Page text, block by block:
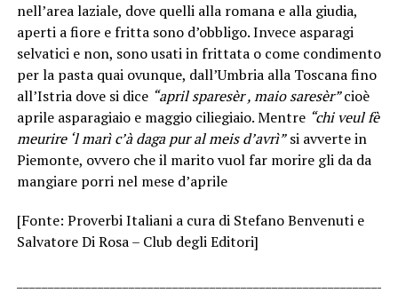
nell’area laziale, dove quelli alla romana e alla giudia,
aperti a fiore e fritta sono d’obbligo. Invece asparagi
selvatici e non, sono usati in frittata o come condimento
per la pasta quai ovunque, dall’Umbria alla Toscana fino
all’Istria dove si dice “april sparesèr , maio saresèr”cioè
aprile asparagiaio e maggio ciliegiaio. Mentre “chi veul fè
meurire ‘l marì c’à daga pur al meis d’avrì”si avverte in
Piemonte, ovvero che il marito vuol far morire gli da da
mangiare porri nel mese d’aprile
[Fonte: Proverbi Italiani a cura di Stefano Benvenuti e
Salvatore Di Rosa – Club degli Editori]